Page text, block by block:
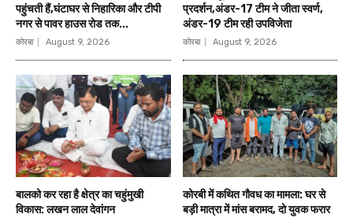
पहुंचती हैं,घंटाघर से निहारिका और टीपी
नगर से पावर हाउस रोड तक...
कोरबा August 9, 2026
प्रदर्शन,अंडर-17 टीम ने जीता स्वर्ण,
अंडर-19 टीम रही उपविजेता
कोरबा August 9, 2026
बालको कर रहा है क्षेत्र का चहुंमुखी
विकास: लखन लाल देवांगन
कोरबी में कथित गौवध का मामला: घर से
बड़ी मात्रा में मांस बरामद, दो युवक फरार